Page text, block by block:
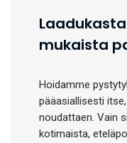
mukaista
Hoidamme
pääasiallisesti
noudattaen. Vain
kotimaista,